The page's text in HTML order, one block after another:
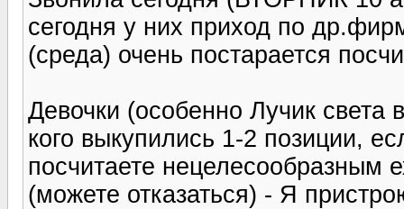
сегодня у них приход по
(среда) очень постарается
Девочки (особенно Лучик
кого выкупились 1-2 позиции,
посчитаете
(можете отказаться) - Я